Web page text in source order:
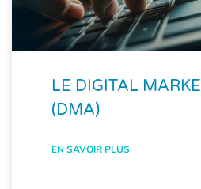
LE DIGITAL
(DMA)
EN SAVOIR PLUS